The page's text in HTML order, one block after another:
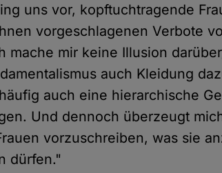
uns vor, kopftuchtragende
vorgeschlagenen Verbote
mache mir keine Illusion
auch Kleidung
auch eine hierarchische
Und dennoch überzeugt
vorzuschreiben, was sie
dürfen."